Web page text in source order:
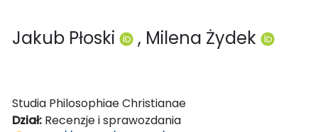
Jakub Płoski , Milena Żydek
Studia Philosophiae Christianae
Dział: Recenzje i sprawozdania